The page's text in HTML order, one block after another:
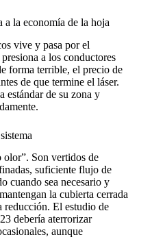
a la economía de la hoja
vive y pasa por el
a los conductores
forma terrible, el precio de
de que termine el láser.
estándar de su zona y
olor”. Son vertidos de
suficiente flujo de
cuando sea necesario y
la cubierta cerrada
reducción. El estudio de
debería aterrorizar
aunque